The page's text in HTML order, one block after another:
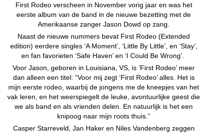
First Rodeo verscheen in November vorig jaar en was het
eerste album van de band in de nieuwe bezetting met de
Amerikaanse zanger Jason Dowd op zang.
Naast de nieuwe nummers bevat First Rodeo (Extended
edition) eerdere singles ‘A Moment’, ‘Little By Little’, en ‘Stay’,
en fan favorieten ‘Safe Haven’ en ‘I Could Be Wrong’.
Voor Jason, geboren in Louisiana, VS, is ‘First Rodeo’ meer
dan alleen een titel: “Voor mij zegt ‘First Rodeo’ alles. Het is
mijn eerste rodeo, waarbij de jongens me de kneepjes van het
vak leren, en het weerspiegelt de leuke, avontuurlijke geest die
we als band en als vrienden delen. En natuurlijk is het een
knipoog naar mijn roots thuis.”
Casper Starreveld, Jan Haker en Niles Vandenberg zeggen